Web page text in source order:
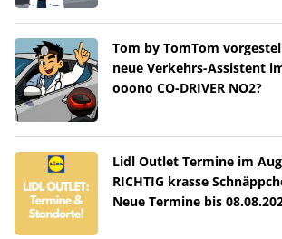
Tom by TomTom
neue Verkehrs-Assistent
ooono CO-DRIVER NO2?
Lidl Outlet Termine im
RICHTIG krasse
Neue Termine bis